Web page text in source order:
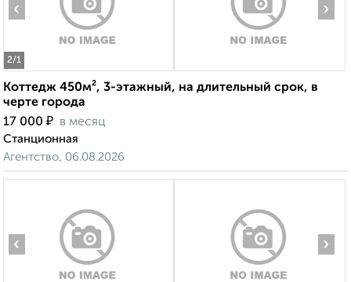
2/1
‹ ›
Коттедж 450м², 3-этажный, на длительный срок, в
черте города
17 000 ₽ в месяц
Станционная
Агентство, 06.08.2026
‹ ›